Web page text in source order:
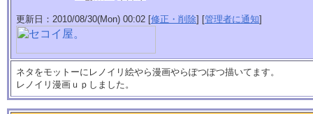
更新日：2010/08/30(Mon) 00:02 [修正・削除] [管理者に通知]
ネタをモットーにレノイリ絵やら漫画やらぽつぽつ描いてます。
レノイリ漫画ｕｐしました。